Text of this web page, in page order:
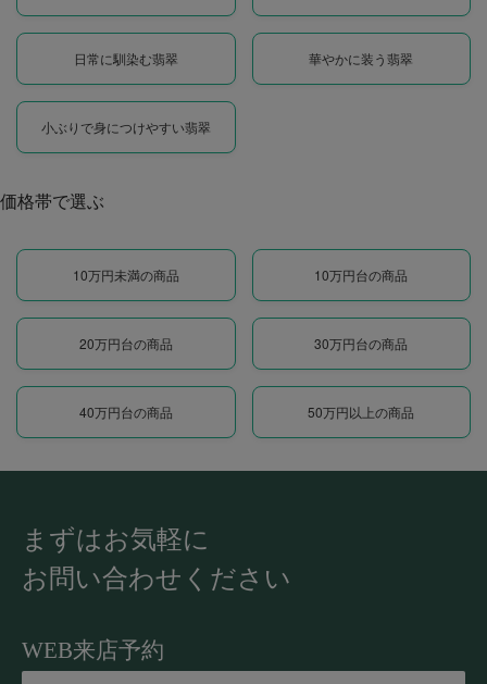
日常に馴染む翡翠 華やかに装う翡翠
小ぶりで身につけやすい翡翠
価格帯で選ぶ
10万円未満の商品 10万円台の商品
20万円台の商品 30万円台の商品
40万円台の商品 50万円以上の商品
まずはお気軽に
お問い合わせください
WEB来店予約